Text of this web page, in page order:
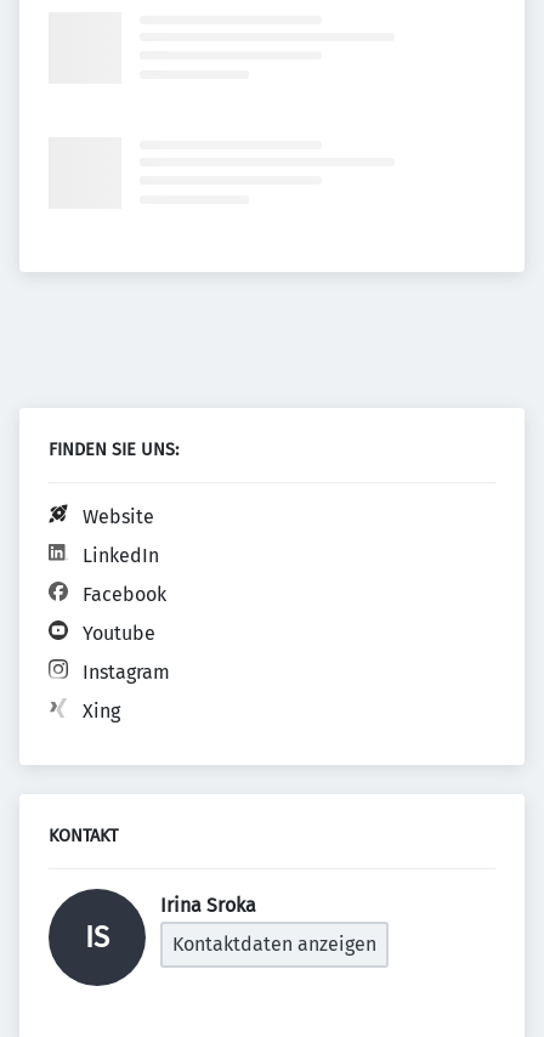
FINDEN SIE UNS:
Website
LinkedIn
Facebook
Youtube
Instagram
Xing
KONTAKT
IS
Irina Sroka
Kontaktdaten anzeigen